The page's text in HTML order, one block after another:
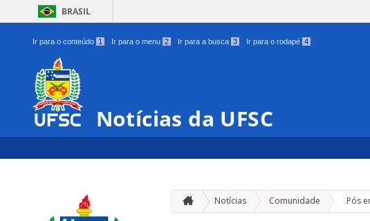
BRASIL
Ir para o conteúdo 1 Ir para o menu 2 Ir para a busca 3 Ir para o rodapé 4
Notícias da UFSC
Notícias Comunidade » Pós